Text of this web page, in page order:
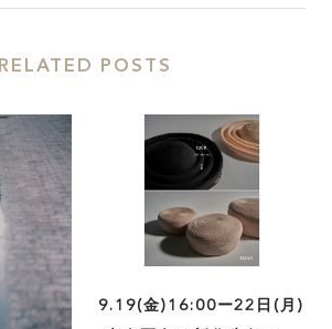
RELATED POSTS
9.19(金)16:00ー22日(月)